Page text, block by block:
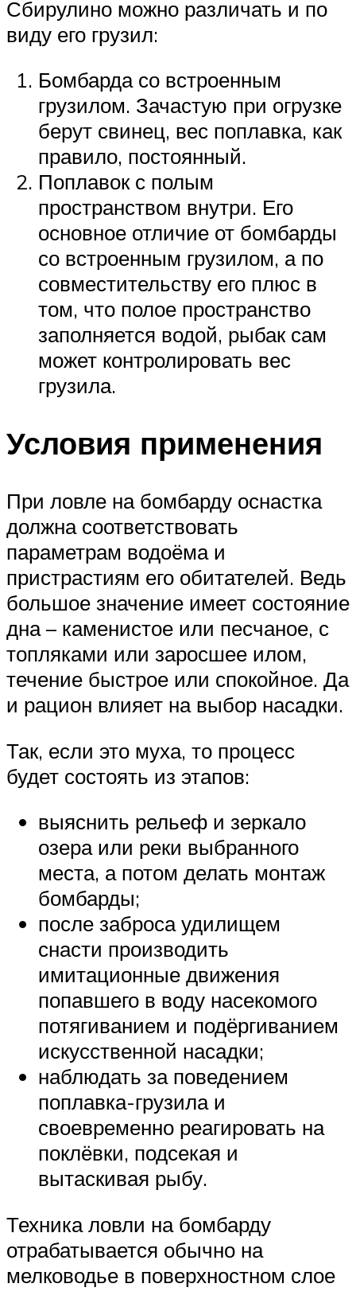
Сбирулино можно различать и по
виду его грузил:
Бомбарда со встроенным
грузилом. Зачастую при огрузке
берут свинец, вес поплавка, как
правило, постоянный.
Поплавок с полым
пространством внутри. Его
основное отличие от бомбарды
со встроенным грузилом, а по
совместительству его плюс в
том, что полое пространство
заполняется водой, рыбак сам
может контролировать вес
грузила.
Условия применения
При ловле на бомбарду оснастка
должна соответствовать
параметрам водоёма и
пристрастиям его обитателей. Ведь
большое значение имеет состояние
дна – каменистое или песчаное, с
топляками или заросшее илом,
течение быстрое или спокойное. Да
и рацион влияет на выбор насадки.
Так, если это муха, то процесс
будет состоять из этапов:
выяснить рельеф и зеркало
озера или реки выбранного
места, а потом делать монтаж
бомбарды;
после заброса удилищем
снасти производить
имитационные движения
попавшего в воду насекомого
потягиванием и подёргиванием
искусственной насадки;
наблюдать за поведением
поплавка-грузила и
своевременно реагировать на
поклёвки, подсекая и
вытаскивая рыбу.
Техника ловли на бомбарду
отрабатывается обычно на
мелководье в поверхностном слое